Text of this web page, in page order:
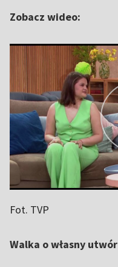
Zobacz wideo:
Fot. TVP
Walka o własny utwór